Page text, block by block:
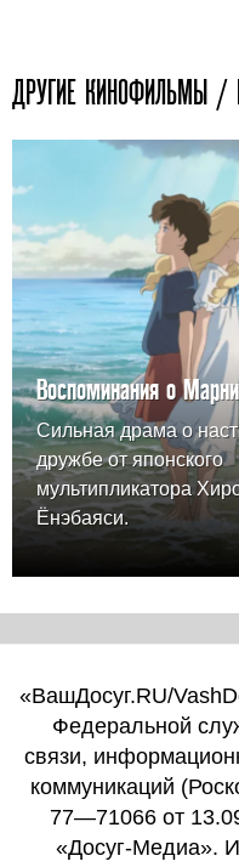
ДРУГИЕ КИНОФИЛЬМЫ /
Воспоминания о Марни
Сильная драма о
дружбе от японского
мультипликатора
Ёнэбаяси.
«ВашДосуг.RU/
Федеральной
связи,
коммуникаций
77—71066 от
«Досуг-Медиа».